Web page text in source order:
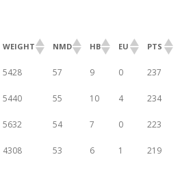
WEIGHT NMD HB EU PTS
5428 57 9 0 237
5440 55 10 4 234
5632 54 7 0 223
4308 53 6 1 219